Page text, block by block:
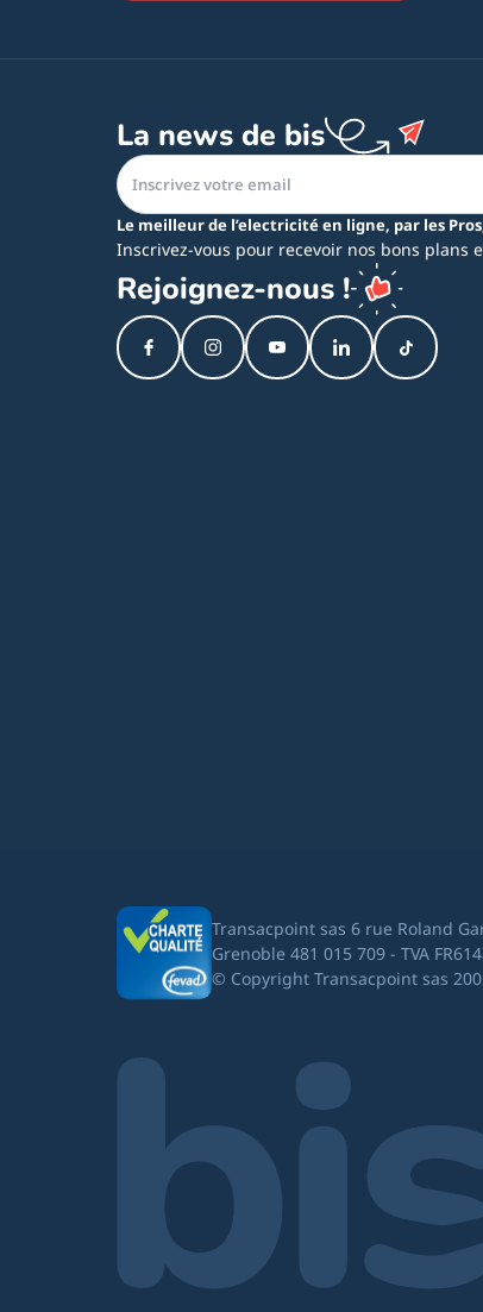
La news de bis
Le meilleur de l’electricité en ligne, par les
Inscrivez-vous pour recevoir nos bons plans
Rejoignez-nous !
Transacpoint sas 6 rue Roland
Grenoble 481 015 709 - TVA
© Copyright Transacpoint sas